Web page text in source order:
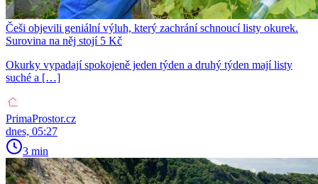
Češi objevili geniální výluh, který zachrání schnoucí listy okurek.
Surovina na něj stojí 5 Kč
Okurky vypadají spokojeně jeden týden a druhý týden mají listy
suché a […]
PrimaProstor.cz
dnes, 05:27
3 min